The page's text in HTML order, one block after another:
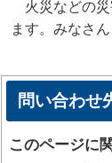
火災などの災
ます。みなさ
問い合わせ
このページに